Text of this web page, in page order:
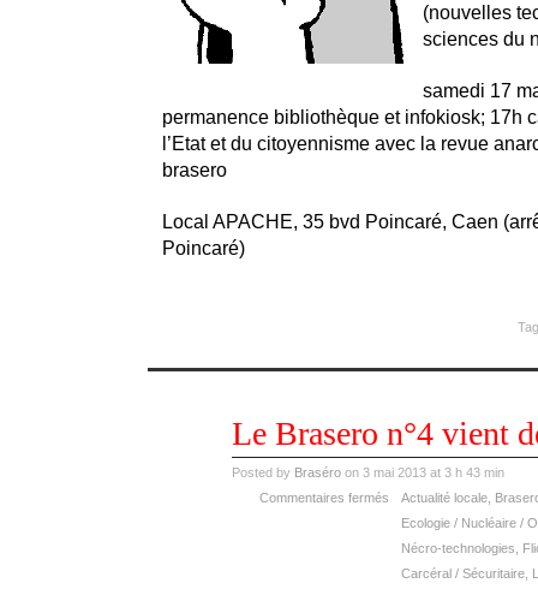
(nouvelles
sciences du
samedi 17
permanence bibliothèque et infokiosk; 17h
l’Etat et du citoyennisme avec la revue
brasero
Local APACHE, 35 bvd Poincaré, Caen
Poincaré)
Le Brasero n°4 vient
Posted by Braséroon 3 mai 2013 at 3 h 43 min
Actualité locale,
Ecologie / Nucléaire /
Nécro-technologies
Carcéral / Sécuritaire,
Commentaires fermés